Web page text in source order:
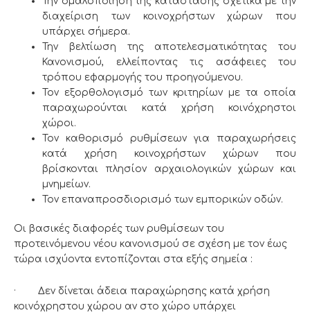
διαχείριση των κοινοχρήστων χώρων που
υπάρχει σήμερα.
Την βελτίωση της αποτελεσματικότητας του
Κανονισμού, ελλείποντας τις ασάφειες του
τρόπου εφαρμογής του προηγούμενου.
Τον εξορθολογισμό των κριτηρίων με τα οποία
παραχωρούνται κατά χρήση κοινόχρηστοι
χώροι.
Τον καθορισμό ρυθμίσεων για παραχωρήσεις
κατά χρήση κοινοχρήστων χώρων που
βρίσκονται πλησίον αρχαιολογικών χώρων και
μνημείων.
Τον επαναπροσδιορισμό των εμπορικών οδών.
Οι βασικές διαφορές των ρυθμίσεων του
προτεινόμενου νέου κανονισμού σε σχέση με τον έως
τώρα ισχύοντα εντοπίζονται στα εξής σημεία :
· Δεν δίνεται άδεια παραχώρησης κατά χρήση
κοινόχρηστου χώρου αν στο χώρο υπάρχει